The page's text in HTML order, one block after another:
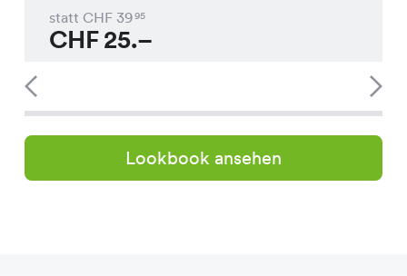
statt CHF 3995
CHF25.–
Lookbook ansehen